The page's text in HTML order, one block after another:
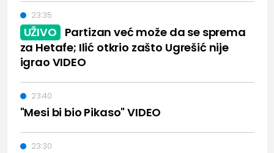
UŽIVO Partizan već može da se sprema
za Hetafe; Ilić otkrio zašto Ugrešić nije
igrao VIDEO
23:35
"Mesi bi bio Pikaso" VIDEO
23:40
23:30